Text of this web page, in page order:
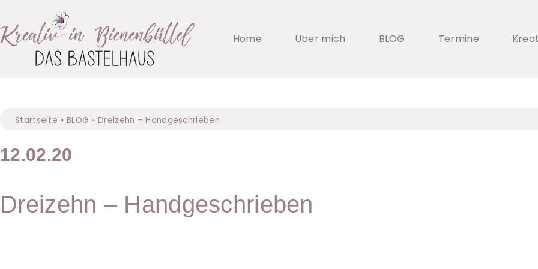
Home Über mich BLOG Termine
Startseite » BLOG »Dreizehn – Handgeschrieben
12.02.20
Dreizehn – Handgeschrieben